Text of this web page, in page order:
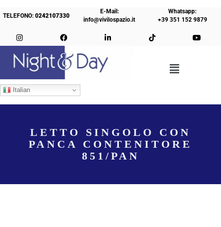
TELEFONO:0242107330
E-Mail:
info@vivilospazio.it
Whatsapp:
+39 351 152 9879
Italian
LETTO SINGOLO CON
PANCA CONTENITORE
851/PAN